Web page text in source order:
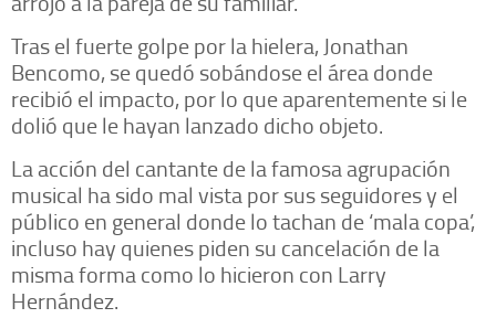
Tras el fuerte golpe por la hielera, Jonathan
Bencomo, se quedó sobándose el área donde
recibió el impacto, por lo que aparentemente si le
dolió que le hayan lanzado dicho objeto.
La acción del cantante de la famosa agrupación
musical ha sido mal vista por sus seguidores y el
público en general donde lo tachan de ‘mala copa’,
incluso hay quienes piden su cancelación de la
misma forma como lo hicieron con Larry
Hernández.